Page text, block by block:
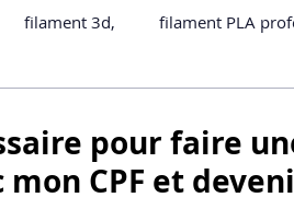
filament 3d, filament PLA
3D SCANNER 3D
pour faire
CPF et